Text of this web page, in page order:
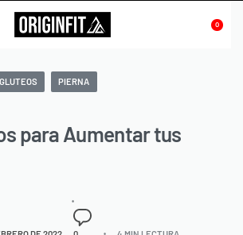
0
GLUTEOS PIERNA
para Aumentar tus